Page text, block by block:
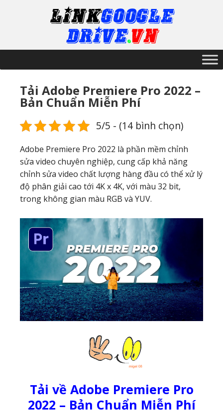
Tải Adobe Premiere Pro 2022 –
Bản Chuẩn Miễn Phí
5/5 - (14 bình chọn)
Adobe Premiere Pro 2022 là phần mềm chỉnh
sửa video chuyên nghiệp, cung cấp khả năng
chỉnh sửa video chất lượng hàng đầu có thể xử lý
độ phân giải cao tới 4K x 4K, với màu 32 bit,
trong không gian màu RGB và YUV.
Tải về Adobe Premiere Pro
2022 – Bản Chuẩn Miễn Phí